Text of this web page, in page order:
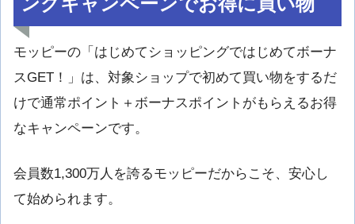
モッピーの「はじめてショッピングではじめてボーナ
スGET！」は、対象ショップで初めて買い物をするだ
けで通常ポイント＋ボーナスポイントがもらえるお得
なキャンペーンです。
会員数1,300万人を誇るモッピーだからこそ、安心し
て始められます。